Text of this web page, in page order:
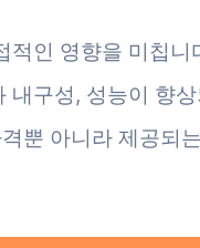
인 영향을 미칩니
구성, 성능이 향
뿐 아니라 제공되